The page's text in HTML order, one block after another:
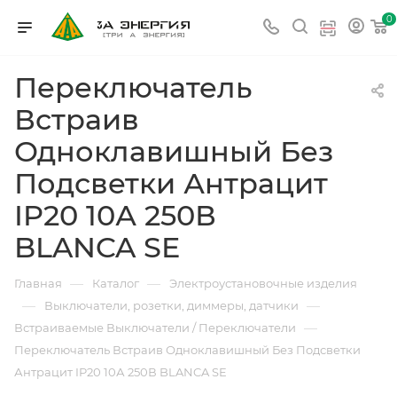
0
Переключатель
Встраив
Одноклавишный Без
Подсветки Антрацит
IP20 10А 250В
BLANCA SE
Главная — Каталог — Электроустановочные изделия
— Выключатели, розетки, диммеры, датчики —
Встраиваемые Выключатели / Переключатели —
Переключатель Встраив Одноклавишный Без Подсветки
Антрацит IP20 10А 250В BLANCA SE